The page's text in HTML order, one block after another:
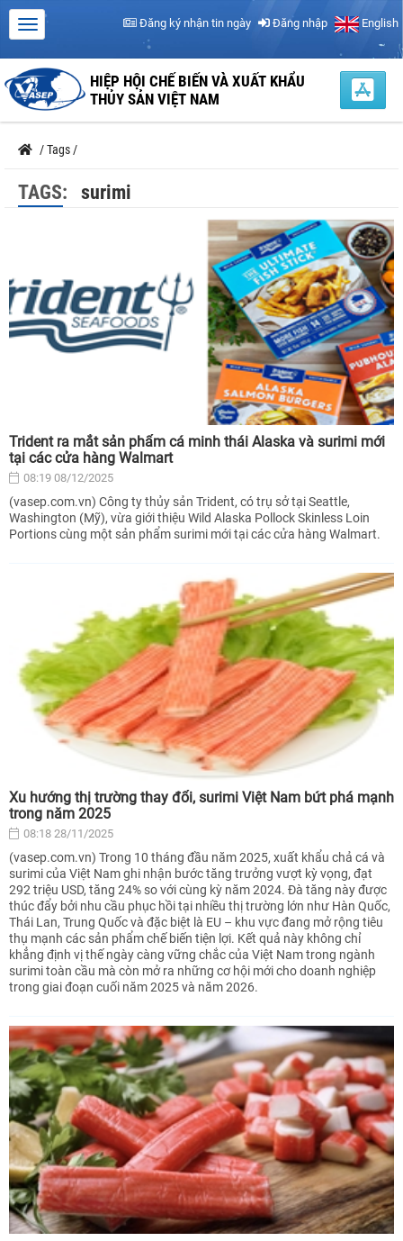
Đăng ký nhận tin ngày Đăng nhập English
HIỆP HỘI CHẾ BIẾN VÀ XUẤT KHẨU
THỦY SẢN VIỆT NAM
/Tags /
TAGS: surimi
Trident ra mắt sản phẩm cá minh thái Alaska và surimi mới
tại các cửa hàng Walmart
08:19 08/12/2025
(vasep.com.vn) Công ty thủy sản Trident, có trụ sở tại Seattle,
Washington (Mỹ), vừa giới thiệu Wild Alaska Pollock Skinless Loin
Portions cùng một sản phẩm surimi mới tại các cửa hàng Walmart.
Xu hướng thị trường thay đổi, surimi Việt Nam bứt phá mạnh
trong năm 2025
08:18 28/11/2025
(vasep.com.vn) Trong 10 tháng đầu năm 2025, xuất khẩu chả cá và
surimi của Việt Nam ghi nhận bước tăng trưởng vượt kỳ vọng, đạt
292 triệu USD, tăng 24% so với cùng kỳ năm 2024. Đà tăng này được
thúc đẩy bởi nhu cầu phục hồi tại nhiều thị trường lớn như Hàn Quốc,
Thái Lan, Trung Quốc và đặc biệt là EU – khu vực đang mở rộng tiêu
thụ mạnh các sản phẩm chế biến tiện lợi. Kết quả này không chỉ
khẳng định vị thế ngày càng vững chắc của Việt Nam trong ngành
surimi toàn cầu mà còn mở ra những cơ hội mới cho doanh nghiệp
trong giai đoạn cuối năm 2025 và năm 2026.